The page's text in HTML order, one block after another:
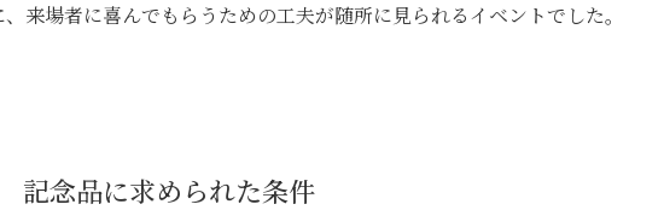
、来場者に喜んでもらうための工夫が随所に見られるイベントでした。
記念品に求められた条件